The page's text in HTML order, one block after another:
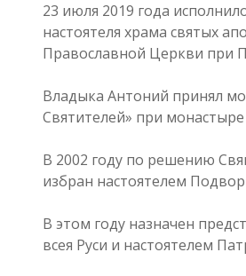
23 июля 2019 года
настоятеля храма святых
Православной Церкви при
Владыка Антоний принял
Святителей» при монастыре
В 2002 году по решению
избран настоятелем
В этом году назначен
всея Руси и настоятелем